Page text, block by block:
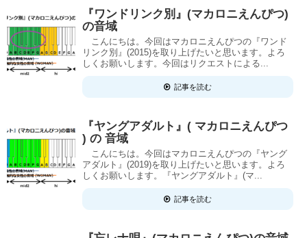
『ワンドリンク別』(マカロニえんぴつ)
の音域
こんにちは。今回はマカロニえんぴつの『ワンド
リンク別』(2015)を取り上げたいと思います。よろ
しくお願いします。今回はリクエストによる...
記事を読む
『ヤングアダルト』( マカロニえんぴつ
) の 音域
こんにちは。今回はマカロニえんぴつの『ヤング
アダルト』(2019)を取り上げたいと思います。よろ
しくお願いします。『ヤングアダルト』(マ...
記事を読む